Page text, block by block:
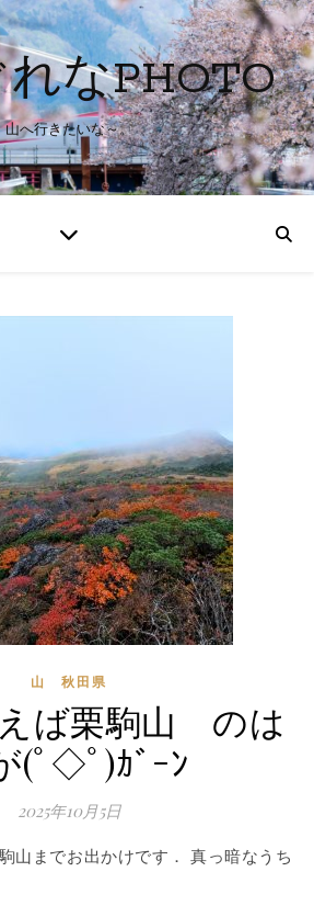
なPHOTO
山へ行きたいな～。
山 秋田県
ば栗駒山 のは
(ﾟ◇ﾟ)ｶﾞｰﾝ
2025年10月5日